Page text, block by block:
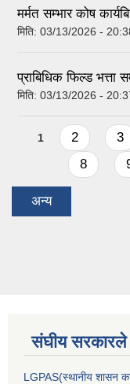
मर्मत सम्भार कोष
मिति: 03/13/2026 -
प्राबिधिक फिल्ड भत्ता
मिति: 03/13/2026 -
Pages
1 2 3
8
अन्य
संघीय सरकारले
LGPAS(स्थानीय शासन